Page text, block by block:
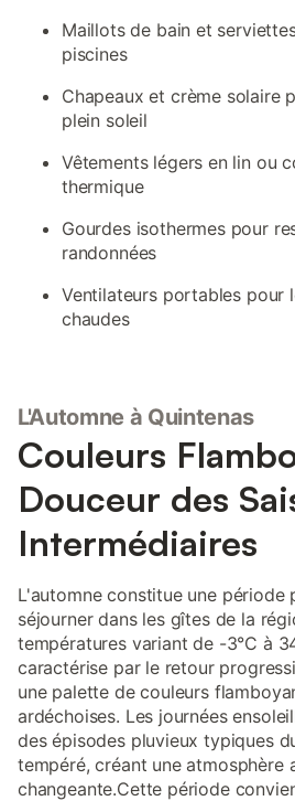
Maillots de bain et
piscines
Chapeaux et crème solaire
plein soleil
Vêtements légers en lin ou
thermique
Gourdes isothermes pour
randonnées
Ventilateurs portables pour
chaudes
L'Automne à Quintenas
Couleurs
Douceur des
Intermédiaires
L'automne constitue une période
séjourner dans les gîtes de la
températures variant de -3°C à
caractérise par le retour
une palette de couleurs
ardéchoises. Les journées
des épisodes pluvieux typiques
tempéré, créant une atmosphère
changeante.Cette période